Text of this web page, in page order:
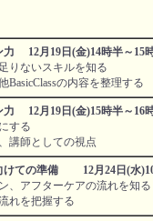
12月19日(金)14時半～15
りないスキルを知る
BasicClassの内容を整理する
12月19日(金)15時半～16
する
講師としての視点
けての準備 12月24日(水
、アフターケアの流れを知る
れを把握する